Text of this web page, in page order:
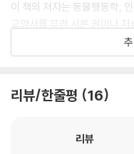
여러 번 말했듯이 나는 개를 ‘
다. ‘훈련’보다 ‘교육’이 개를
--- p.287
교육의 목표는 개가 본성에서
게 대처해야 하는지를 개에게
있다고 말한다. 이 책은 개도
강조하면서 시작한다.
“개들은 똑같지 않다. 개도
싫어하는지 파악해야 한다. …
능하다.”(-본문에서)
이 책의 저자는 동물행동학,
교양서를 무려 서른 권이나
로 연구해오다 반려견 제스로
을 썼다. 이 책을 통해 과학적
- 최재천 (이화여대 에코과학부 석
개의 입장에서 풀어낸 개에
리뷰/한줄평 16
리뷰